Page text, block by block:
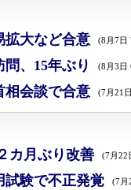
拡大など合意 (8月7日
、15年ぶり (8月3日
相会談で合意 (7月21
カ月ぶり改善 (7月22
試験で不正発覚 (7月